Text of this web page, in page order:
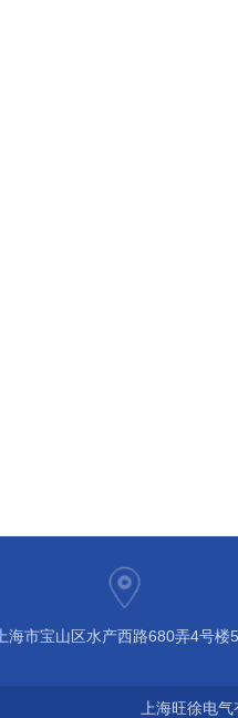
上海市宝山区水产西路680弄4号楼
上海旺徐电